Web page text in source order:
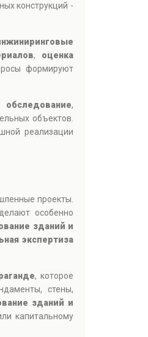
конструкций -
, оценка
формируют
обследование,
объектов.
реализации
проекты.
особенно
зданий и
экспертиза
, которое
стены,
зданий и
капитальному